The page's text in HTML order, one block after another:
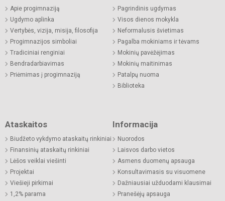
Apie progimnaziją
Ugdymo aplinka
Vertybės, vizija, misija, filosofija
Progimnazijos simboliai
Tradiciniai renginiai
Bendradarbiavimas
Priėmimas į progimnaziją
Pagrindinis ugdymas
Visos dienos mokykla
Neformalusis švietimas
Pagalba mokiniams ir tėvams
Mokinių pavėžėjimas
Mokinių maitinimas
Patalpų nuoma
Biblioteka
Ataskaitos
Biudžeto vykdymo ataskaitų rinkiniai
Finansinių ataskaitų rinkiniai
Lėšos veiklai viešinti
Projektai
Viešieji pirkimai
1,2% parama
Informacija
Nuorodos
Laisvos darbo vietos
Asmens duomenų apsauga
Konsultavimasis su visuomene
Dažniausiai užduodami klausimai
Pranešėjų apsauga